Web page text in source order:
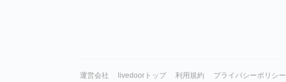
運営会社 livedoorトップ 利用規約 プライバシーポリシー